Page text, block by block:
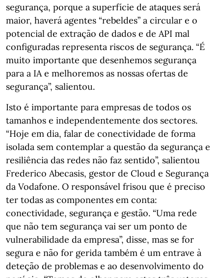
segurança, porque a superfície de ataques será
maior, haverá agentes “rebeldes” a circular e o
potencial de extração de dados e de API mal
configuradas representa riscos de segurança. “É
muito importante que desenhemos segurança
para a IA e melhoremos as nossas ofertas de
segurança”, salientou.
Isto é importante para empresas de todos os
tamanhos e independentemente dos sectores.
“Hoje em dia, falar de conectividade de forma
isolada sem contemplar a questão da segurança e
resiliência das redes não faz sentido”, salientou
Frederico Abecasis, gestor de Cloud e Segurança
da Vodafone. O responsável frisou que é preciso
ter todas as componentes em conta:
conectividade, segurança e gestão. “Uma rede
que não tem segurança vai ser um ponto de
vulnerabilidade da empresa”, disse, mas se for
segura e não for gerida também é um entrave à
deteção de problemas e ao desenvolvimento do